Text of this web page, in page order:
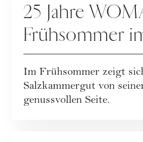
25 Jahre
Frühsommer
Ausseerland
Salzkammergut
Im Frühsommer zeigt
Salzkammergut von
genussvollen Seite.